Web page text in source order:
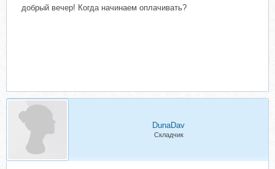
добрый вечер! Когда начинаем оплачивать?
DunaDav
Складчик